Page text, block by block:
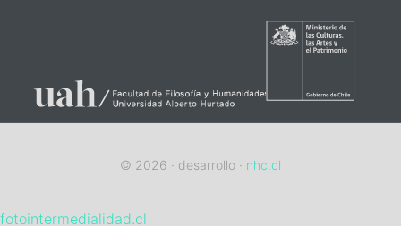
© 2026 · desarrollo · nhc.cl
fotointermedialidad.cl